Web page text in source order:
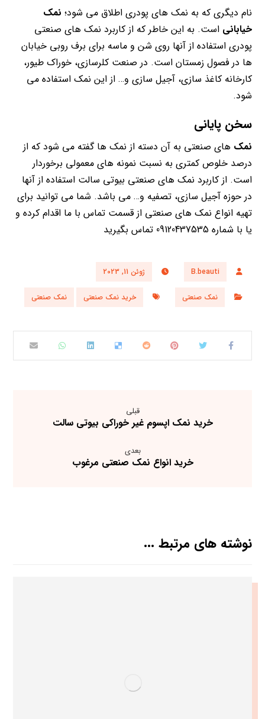
نام دیگری که به نمک های پودری اطلاق می شود؛ نمک
خیابانی است. به این خاطر که از کاربرد نمک های صنعتی
پودری استفاده از آنها روی شن و ماسه برای برف روبی خیابان
ها در فصول زمستان است. در صنعت کلرسازی، خوراک طیور،
کارخانه کاغذ سازی، آجیل سازی و… از این نمک استفاده می
شود.
سخن پایانی
نمک های صنعتی به آن دسته از نمک ها گفته می شود که از
درصد خلوص کمتری به نسبت نمونه های معمولی برخوردار
است. از کاربرد نمک های صنعتی بیوتی سالت استفاده از آنها
در حوزه آجیل سازی، تصفیه و… می باشد. شما می توانید برای
تهیه انواع نمک های صنعتی از قسمت تماس با ما اقدام کرده و
یا با شماره 09120437535 تماس بگیرید
B.beauti ژوئن 11, 2023
نمک صنعتی خرید نمک صنعتی نمک صنعتی
قبلی
خرید نمک اپسوم غیر خوراکی بیوتی سالت
بعدی
خرید انواع نمک صنعتی مرغوب
نوشته های مرتبط ...